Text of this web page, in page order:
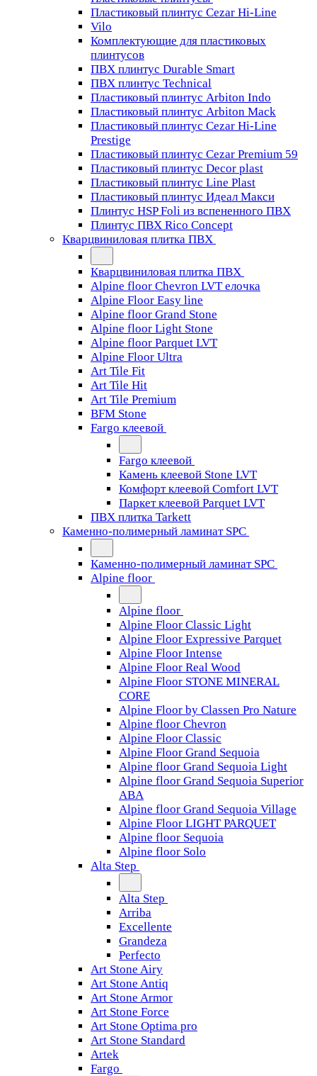
Пластиковый плинтус Cezar Hi-Line
Vilo
Комплектующие для пластиковых
плинтусов
ПВХ плинтус Durable Smart
ПВХ плинтус Technical
Пластиковый плинтус Arbiton Indo
Пластиковый плинтус Arbiton Mack
Пластиковый плинтус Cezar Hi-Line
Prestige
Пластиковый плинтус Cezar Premium 59
Пластиковый плинтус Decor plast
Пластиковый плинтус Line Plast
Пластиковый плинтус Идеал Макси
Плинтус HSP Foli из вспененного ПВХ
Плинтус ПВХ Rico Concept
Кварцвиниловая плитка ПВХ
Кварцвиниловая плитка ПВХ
Alpine floor Chevron LVT елочка
Alpine Floor Easy line
Alpine floor Grand Stone
Alpine floor Light Stone
Alpine floor Parquet LVT
Alpine Floor Ultra
Art Tile Fit
Art Tile Hit
Art Tile Premium
BFM Stone
Fargo клеевой
Fargo клеевой
Камень клеевой Stone LVT
Комфорт клеевой Comfort LVT
Паркет клеевой Parquet LVT
ПВХ плитка Tarkett
Каменно-полимерный ламинат SPC
Каменно-полимерный ламинат SPC
Alpine floor
Alpine floor
Alpine Floor Classic Light
Alpine Floor Expressive Parquet
Alpine Floor Intense
Alpine Floor Real Wood
Alpine Floor STONE MINERAL
CORE
Alpine Floor by Classen Pro Nature
Alpine floor Chevron
Alpine Floor Classic
Alpine Floor Grand Sequoia
Alpine floor Grand Sequoia Light
Alpine floor Grand Sequoia Superior
ABA
Alpine floor Grand Sequoia Village
Alpine Floor LIGHT PARQUET
Alpine floor Sequoia
Alpine floor Solo
Alta Step
Alta Step
Arriba
Excellente
Grandeza
Perfecto
Art Stone Airy
Art Stone Antiq
Art Stone Armor
Art Stone Force
Art Stone Optima pro
Art Stone Standard
Artek
Fargo